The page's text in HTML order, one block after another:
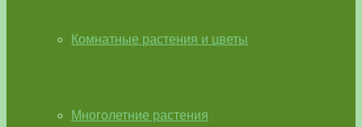
Комнатные растения и цветы
Многолетние растения